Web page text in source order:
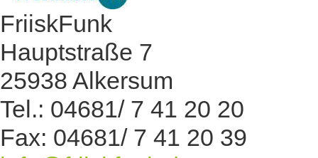
FriiskFunk
Hauptstraße 7
25938 Alkersum
Tel.: 04681/ 7 41 20 20
Fax: 04681/ 7 41 20 39